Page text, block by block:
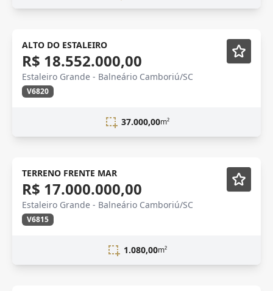
Novidade
ALTO DO ESTALEIRO
R$ 18.552.000,00
Estaleiro Grande - Balneário Camboriú/SC
V6820
37.000,00m²
Novidade
TERRENO FRENTE MAR
R$ 17.000.000,00
Estaleiro Grande - Balneário Camboriú/SC
V6815
1.080,00m²